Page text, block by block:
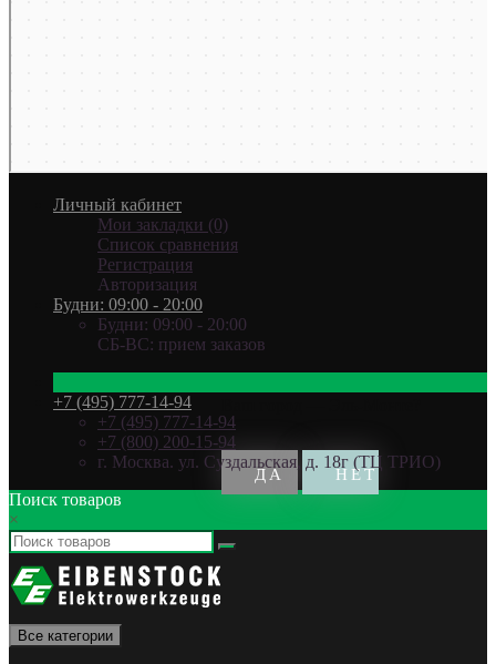
Личный кабинет
Мои закладки (0)
Список сравнения
Регистрация
Авторизация
Будни: 09:00 - 20:00
Будни: 09:00 - 20:00
СБ-ВС: прием заказов
+7 (495) 777-14-94
+7 (495) 777-14-94
+7 (800) 200-15-94
г. Москва. ул. Суздальская, д. 18г (ТЦ ТРИО)
Поиск товаров
×
Все категории